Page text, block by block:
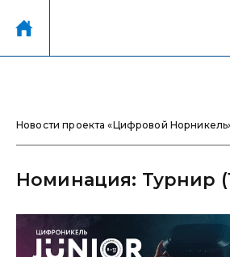
Новости проекта «Цифровой
Номинация: Турнир